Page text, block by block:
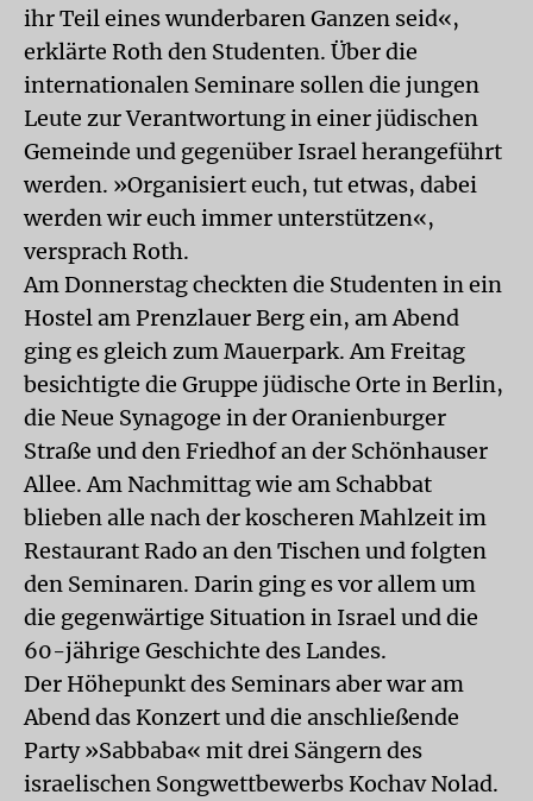
ihr Teil eines wunderbaren Ganzen seid«,
erklärte Roth den Studenten. Über die
internationalen Seminare sollen die jungen
Leute zur Verantwortung in einer jüdischen
Gemeinde und gegenüber Israel herangeführt
werden. »Organisiert euch, tut etwas, dabei
werden wir euch immer unterstützen«,
versprach Roth.
Am Donnerstag checkten die Studenten in ein
Hostel am Prenzlauer Berg ein, am Abend
ging es gleich zum Mauerpark. Am Freitag
besichtigte die Gruppe jüdische Orte in Berlin,
die Neue Synagoge in der Oranienburger
Straße und den Friedhof an der Schönhauser
Allee. Am Nachmittag wie am Schabbat
blieben alle nach der koscheren Mahlzeit im
Restaurant Rado an den Tischen und folgten
den Seminaren. Darin ging es vor allem um
die gegenwärtige Situation in Israel und die
60-jährige Geschichte des Landes.
Der Höhepunkt des Seminars aber war am
Abend das Konzert und die anschließende
Party »Sabbaba« mit drei Sängern des
israelischen Songwettbewerbs Kochav Nolad.